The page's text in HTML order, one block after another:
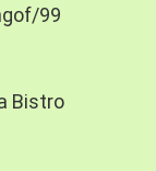
99
Bistro